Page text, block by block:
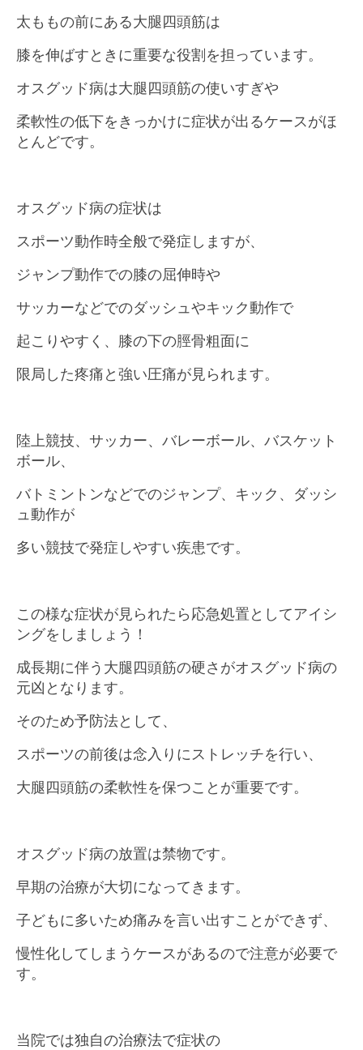
太ももの前にある大腿四頭筋は
膝を伸ばすときに重要な役割を担っています。
オスグッド病は大腿四頭筋の使いすぎや
柔軟性の低下をきっかけに症状が出るケースがほ
とんどです。
オスグッド病の症状は
スポーツ動作時全般で発症しますが、
ジャンプ動作での膝の屈伸時や
サッカーなどでのダッシュやキック動作で
起こりやすく、膝の下の脛骨粗面に
限局した疼痛と強い圧痛が見られます。
陸上競技、サッカー、バレーボール、バスケット
ボール、
バトミントンなどでのジャンプ、キック、ダッシ
ュ動作が
多い競技で発症しやすい疾患です。
この様な症状が見られたら応急処置としてアイシ
ングをしましょう！
成長期に伴う大腿四頭筋の硬さがオスグッド病の
元凶となります。
そのため予防法として、
スポーツの前後は念入りにストレッチを行い、
大腿四頭筋の柔軟性を保つことが重要です。
オスグッド病の放置は禁物です。
早期の治療が大切になってきます。
子どもに多いため痛みを言い出すことができず、
慢性化してしまうケースがあるので注意が必要で
す。
当院では独自の治療法で症状の